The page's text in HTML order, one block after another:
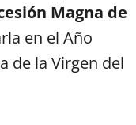
Magna de
en el Año
de la Virgen del